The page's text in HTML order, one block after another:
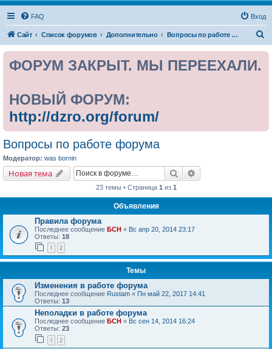
FAQ Вход
Сайт Список форумов Дополнительно Вопросы по работе форума
ФОРУМ ЗАКРЫТ. МЫ ПЕРЕЕХАЛИ.
НОВЫЙ ФОРУМ:
http://dzro.org/forum/
Вопросы по работе форума
Модератор: was bornin
Новая тема Поиск
23 темы • Страница 1 из 1
Объявления
Правила форума
Последнее сообщение БСН « Вс апр 20, 2014 23:17
Ответы: 18
1 2
Темы
Изменения в работе форума
Последнее сообщение Rustam « Пн май 22, 2017 14:41
Ответы: 13
Неполадки в работе форума
Последнее сообщение БСН « Вс сен 14, 2014 16:24
Ответы: 23
1 2